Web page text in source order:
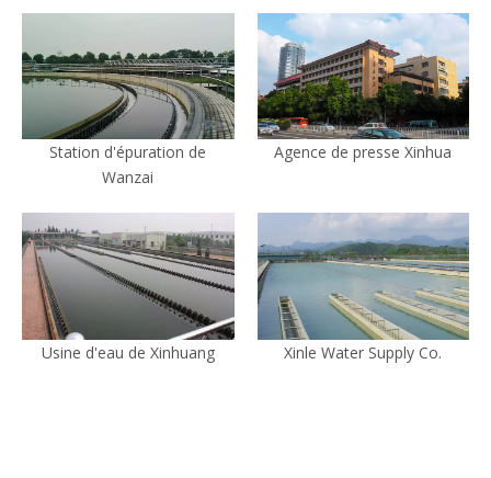
Station d'épuration de
Wanzai
Agence de presse Xinhua
Usine d'eau de Xinhuang Xinle Water Supply Co.